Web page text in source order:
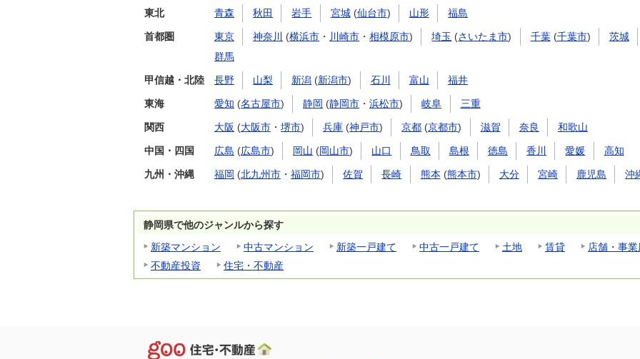
東北 青森 秋田 岩手 宮城(仙台市) 山形 福島
首都圏 東京 神奈川 (横浜市 ・ 川崎市 ・相模原市) 埼玉 (さいたま市) 千葉(千葉市) 茨城
群馬
甲信越・北陸 長野 山梨 新潟 (新潟市) 石川 富山 福井
東海 愛知 (名古屋市) 静岡 (静岡市 ・浜松市) 岐阜 三重
関西 大阪 (大阪市 ・ 堺市) 兵庫 (神戸市) 京都 (京都市) 滋賀 奈良 和歌山
中国・四国 広島 (広島市) 岡山 (岡山市) 山口 鳥取 島根 徳島 香川 愛媛 高知
九州・沖縄 福岡 (北九州市 ・ 福岡市) 佐賀 長崎 熊本 (熊本市) 大分 宮崎 鹿児島 沖
静岡県で他のジャンルから探す
新築マンション
中古マンション 新築一戸建て 中古一戸建て 土地 賃貸
店舗・事業
不動産投資
住宅・不動産